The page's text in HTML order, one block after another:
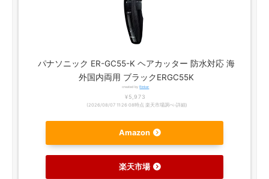
パナソニック ER-GC55-K ヘアカッター 防水対応 海
外国内両用 ブラックERGC55K
created byRinker
¥5,973
(2026/08/07 11:26:08時点 楽天市場調べ-詳細)
Amazon
楽天市場